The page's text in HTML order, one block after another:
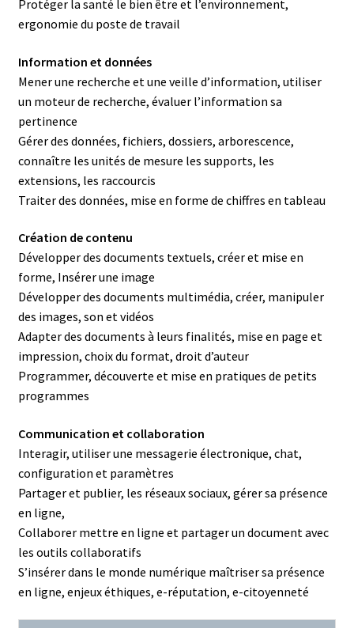
Protéger la santé le bien être et l’environnement,
ergonomie du poste de travail
Information et données
Mener une recherche et une veille d’information, utiliser
un moteur de recherche, évaluer l’information sa
pertinence
Gérer des données, fichiers, dossiers, arborescence,
connaître les unités de mesure les supports, les
extensions, les raccourcis
Traiter des données, mise en forme de chiffres en tableau
Création de contenu
Développer des documents textuels, créer et mise en
forme, Insérer une image
Développer des documents multimédia, créer, manipuler
des images, son et vidéos
Adapter des documents à leurs finalités, mise en page et
impression, choix du format, droit d’auteur
Programmer, découverte et mise en pratiques de petits
programmes
Communication et collaboration
Interagir, utiliser une messagerie électronique, chat,
configuration et paramètres
Partager et publier, les réseaux sociaux, gérer sa présence
en ligne,
Collaborer mettre en ligne et partager un document avec
les outils collaboratifs
S’insérer dans le monde numérique maîtriser sa présence
en ligne, enjeux éthiques, e-réputation, e-citoyenneté